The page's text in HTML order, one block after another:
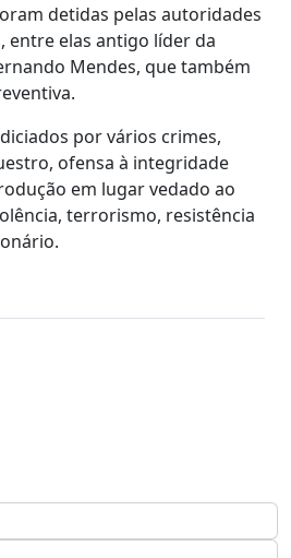
detidas pelas autoridades
entre elas antigo líder da
Mendes, que também
por vários crimes,
ofensa à integridade
em lugar vedado ao
terrorismo, resistência